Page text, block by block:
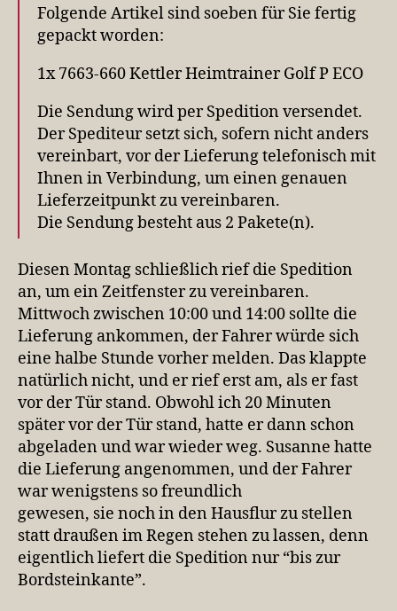
Folgende Artikel sind soeben für Sie fertig
gepackt worden:
1x 7663-660 Kettler Heimtrainer Golf P ECO
Die Sendung wird per Spedition versendet.
Der Spediteur setzt sich, sofern nicht anders
vereinbart, vor der Lieferung telefonisch mit
Ihnen in Verbindung, um einen genauen
Lieferzeitpunkt zu vereinbaren.
Die Sendung besteht aus 2 Pakete(n).
Diesen Montag schließlich rief die Spedition
an, um ein Zeitfenster zu vereinbaren.
Mittwoch zwischen 10:00 und 14:00 sollte die
Lieferung ankommen, der Fahrer würde sich
eine halbe Stunde vorher melden. Das klappte
natürlich nicht, und er rief erst am, als er fast
vor der Tür stand. Obwohl ich 20 Minuten
später vor der Tür stand, hatte er dann schon
abgeladen und war wieder weg. Susanne hatte
die Lieferung angenommen, und der Fahrer
war wenigstens so freundlich
gewesen, sie noch in den Hausflur zu stellen
statt draußen im Regen stehen zu lassen, denn
eigentlich liefert die Spedition nur “bis zur
Bordsteinkante”.